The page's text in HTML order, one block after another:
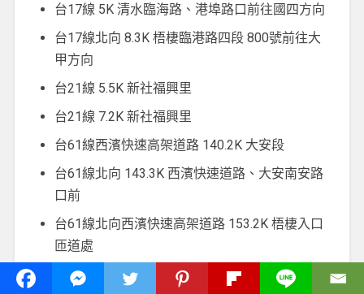
台17線 5K 清水臨海路、港埠路口前往國四方向
台17線北向 8.3K 梧棲臨港路四段 800號前往大
甲方向
台21線 5.5K 新社福興里
台21線 7.2K 新社福興里
台61線西濱快速高架道路 140.2K 大安段
台61線北向 143.3K 西濱快速道路、大安南安路
口前
台61線北向西濱快速高架道路 153.2K 梧棲入口
匝道處
台61線南向西濱快速高架道路 155K 梧棲入口匝